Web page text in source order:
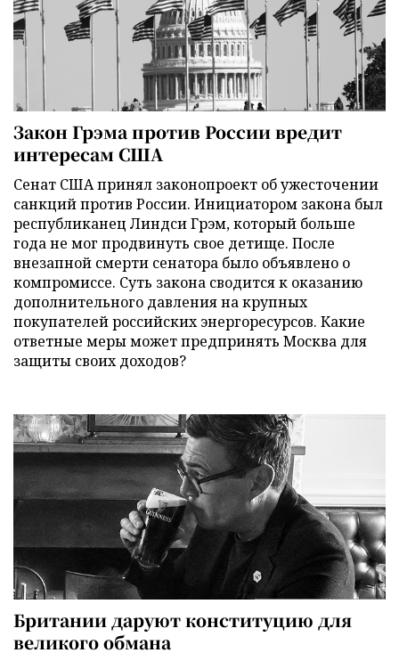
Закон Грэма против России вредит
интересам США
Сенат США принял законопроект об ужесточении
санкций против России. Инициатором закона был
республиканец Линдси Грэм, который больше
года не мог продвинуть свое детище. После
внезапной смерти сенатора было объявлено о
компромиссе. Суть закона сводится к оказанию
дополнительного давления на крупных
покупателей российских энергоресурсов. Какие
ответные меры может предпринять Москва для
защиты своих доходов?
Британии даруют конституцию для
великого обмана